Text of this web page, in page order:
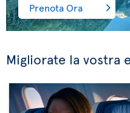
Prenota Ora
Migliorate la vostra